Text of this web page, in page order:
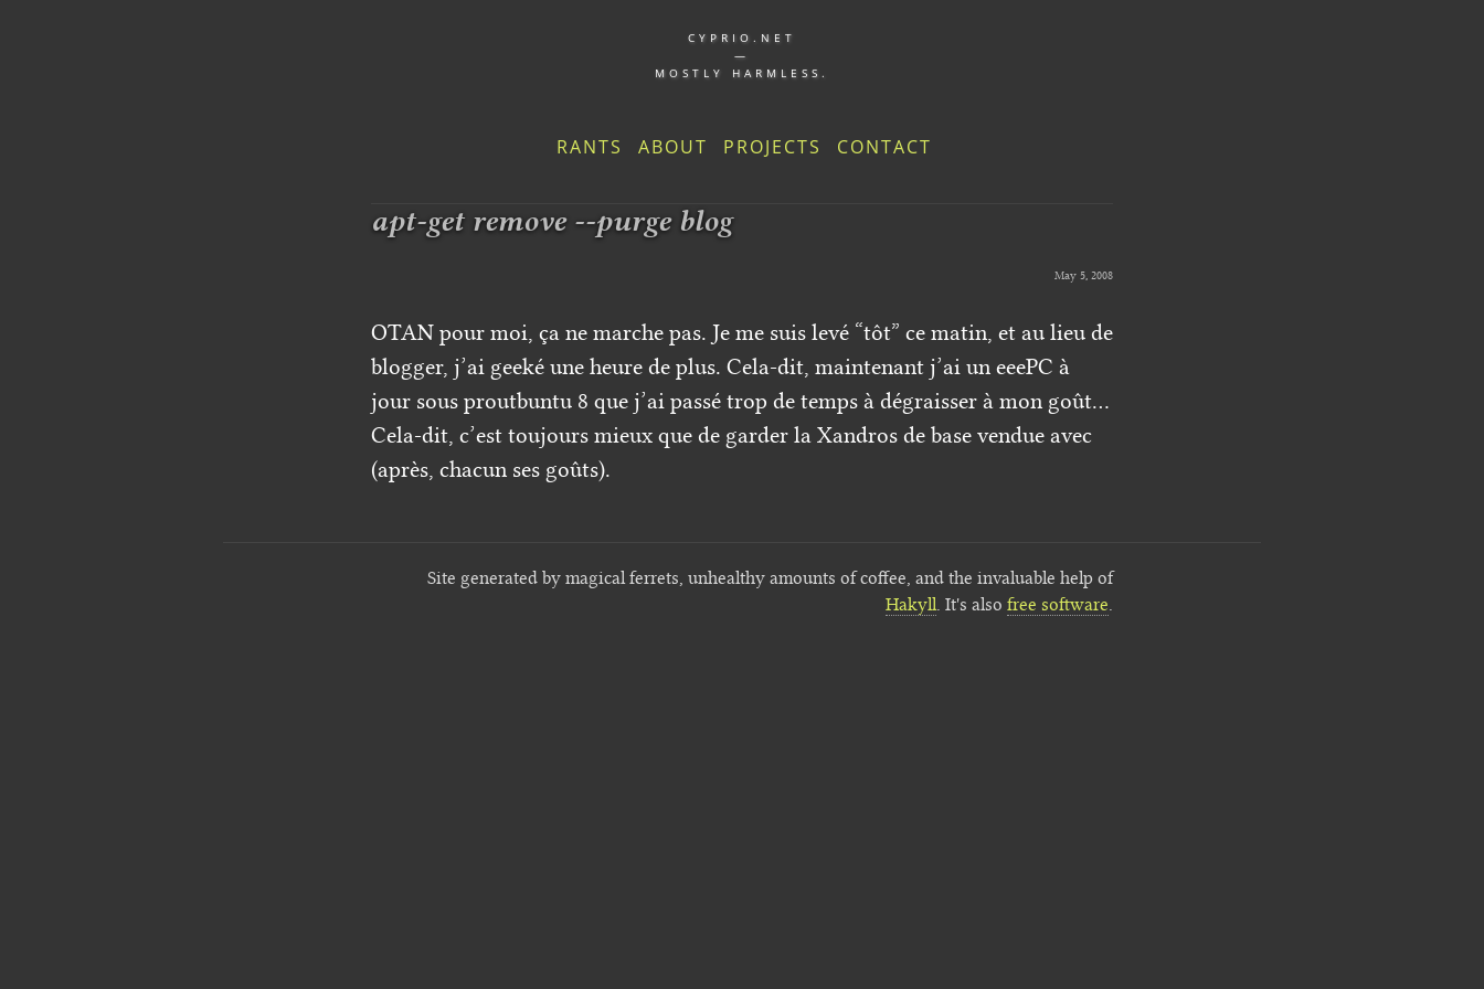
CYPRIO.NET
—
MOSTLY HARMLESS.
RANTS ABOUT PROJECTS CONTACT
apt-get remove --purge blog
May 5, 2008
OTAN pour moi, ça ne marche pas. Je me suis levé “tôt” ce matin, et au lieu de
blogger, j’ai geeké une heure de plus. Cela-dit, maintenant j’ai un eeePC à
jour sous proutbuntu 8 que j’ai passé trop de temps à dégraisser à mon goût…
Cela-dit, c’est toujours mieux que de garder la Xandros de base vendue avec
(après, chacun ses goûts).
Site generated by magical ferrets, unhealthy amounts of coffee, and the invaluable help of
Hakyll. It's also free software.